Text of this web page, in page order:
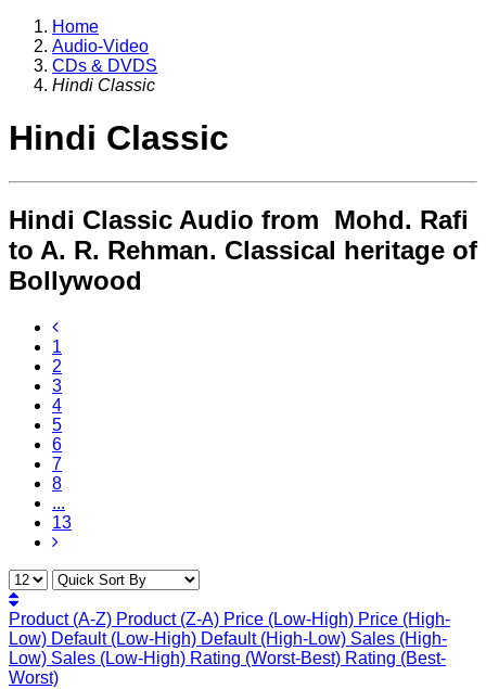
Home
Audio-Video
CDs & DVDS
Hindi Classic
Hindi Classic
Hindi Classic Audio from Mohd. Rafi
to A. R. Rehman. Classical heritage of
Bollywood
1
2
3
4
5
6
7
8
...
13
Product (A-Z) Product (Z-A) Price (Low-High) Price (High-
Low) Default (Low-High) Default (High-Low) Sales (High-
Low) Sales (Low-High) Rating (Worst-Best) Rating (Best-
Worst)